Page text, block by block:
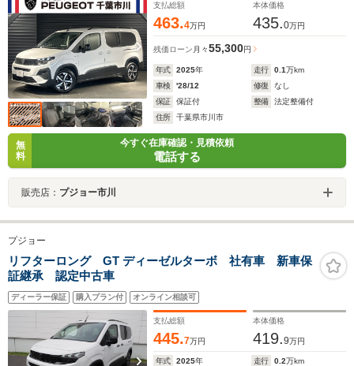
支払総額
463.4万円
本体価格
435.0万円
残価ローン 月々55,300円
年式 2025年 走行 0.1万km
車検
'28/12 修復
なし
保証
保証付 整備
法定整備付
住所
千葉県市川市
無
料
今すぐ在庫確認・見積依頼
電話する
販売店： プジョー市川
プジョー
リフターロング GT ディーゼルターボ 社有車 新車保
証継承 認定中古車
ディーラー保証 購入プラン付 オンライン相談可
支払総額
445.7万円
本体価格
419.9万円
年式 2025年 走行 0.2万km